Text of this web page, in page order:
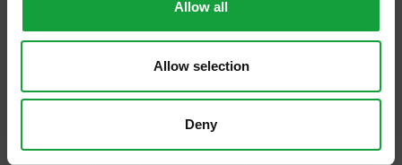
Allow all
Allow selection
Deny
presenta sul mercato anche in diverse
tipologie: di Montagna, di Vacche Bianche, di
Vacche Rosse, di Vacche Brune, biologico,
kosher. Dietro ad ognuno di questi c’è il
caseificio, con la sua storia e le sue persone
che conferiscono ulteriore particolarità. Ad